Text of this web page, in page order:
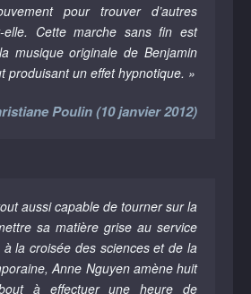
pour trouver d’autres
Cette marche sans fin est
musique originale de Benjamin
produisant un effet hypnotique. »
Poulin (10 janvier 2012)
aussi capable de tourner sur la
sa matière grise au service
à la croisée des sciences et de la
Anne Nguyen amène huit
à effectuer une heure de